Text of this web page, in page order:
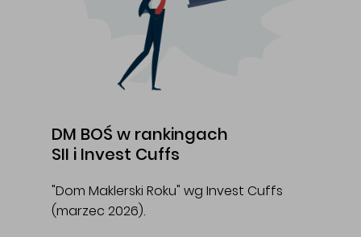
DM BOŚ w rankingach
SII i Invest Cuffs
"Dom Maklerski Roku" wg Invest Cuffs
(marzec 2026).